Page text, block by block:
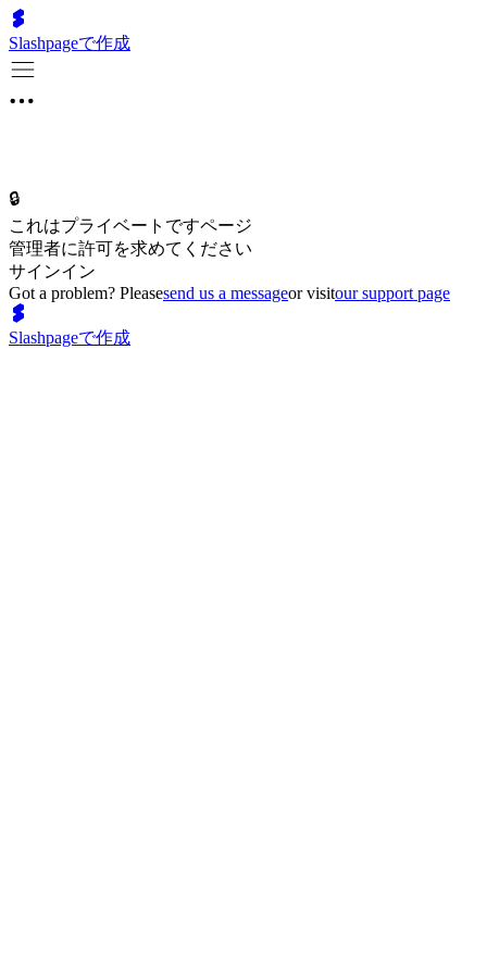
Slashpageで作成
🔒
これはプライベートですページ
管理者に許可を求めてください
サインイン
Got a problem? Pleasesend us a messageor visitour support page
Slashpageで作成